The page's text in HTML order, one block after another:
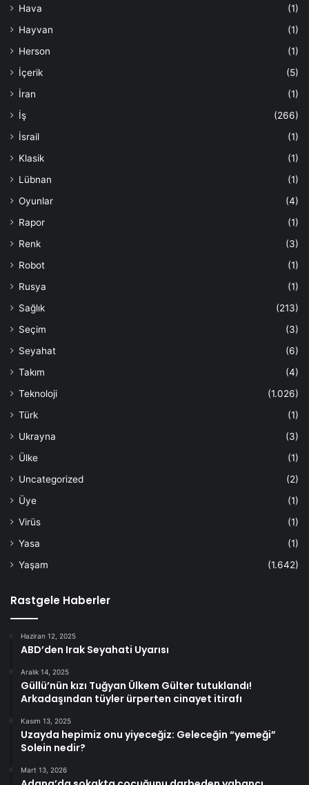
Hava
(1)
Hayvan
(1)
Herson
(1)
İçerik
(5)
İran
(1)
İş
(266)
İsrail
(1)
Klasik
(1)
Lübnan
(1)
Oyunlar
(4)
Rapor
(1)
Renk
(3)
Robot
(1)
Rusya
(1)
Sağlık
(213)
Seçim
(3)
Seyahat
(6)
Takım
(4)
Teknoloji
(1.026)
Türk
(1)
Ukrayna
(3)
Ülke
(1)
Uncategorized
(2)
Üye
(1)
Virüs
(1)
Yasa
(1)
Yaşam
(1.642)
Rastgele Haberler
Haziran 12, 2025
ABD’den Irak Seyahati Uyarısı
Aralık 14, 2025
Güllü’nün kızı Tuğyan Ülkem Gülter tutuklandı!
Arkadaşından tüyler ürperten cinayet itirafı
Kasım 13, 2025
Uzayda hepimiz onu yiyeceğiz: Geleceğin “yemeği”
Solein nedir?
Mart 13, 2026